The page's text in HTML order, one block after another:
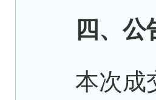
四、公
本次成交